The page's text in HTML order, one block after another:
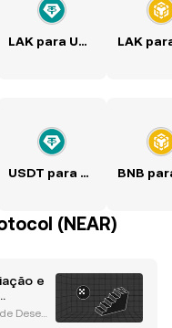
LAK para USDT
USDT para LAK
(NEAR)
e
Desem